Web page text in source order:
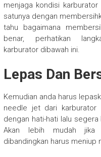
menjaga kondisi
satunya dengan
tahu bagaimana
benar, perhatikan
karburator dibawah ini.
Lepas Dan
Kemudian anda harus
needle jet dari
dengan hati-hati lalu
Akan lebih mudah jika
dibandingkan harus meniup